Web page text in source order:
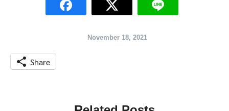
November 18, 2021
Share